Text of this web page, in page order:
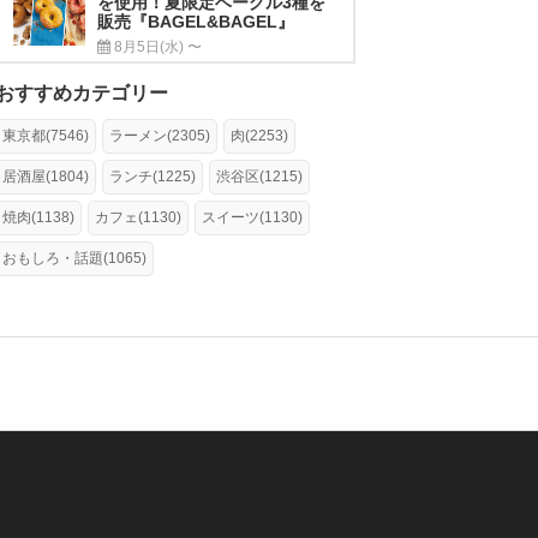
販売『BAGEL&BAGEL』
8月5日(水) 〜
すすめカテゴリー
東京都(7546) ラーメン(2305) 肉(2253)
居酒屋(1804) ランチ(1225) 渋谷区(1215)
焼肉(1138) カフェ(1130) スイーツ(1130)
おもしろ・話題(1065)